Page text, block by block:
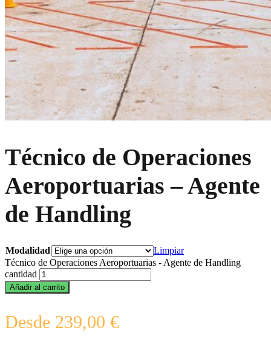
Técnico de Operaciones
Aeroportuarias – Agente
de Handling
Modalidad
Limpiar
Técnico de Operaciones Aeroportuarias - Agente de Handling
cantidad
Añadir al carrito
Desde 239,00 €